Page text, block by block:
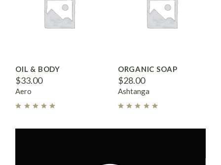
OIL & BODY
$33.00
Aero
ORGANIC SOAP
$28.00
Ashtanga